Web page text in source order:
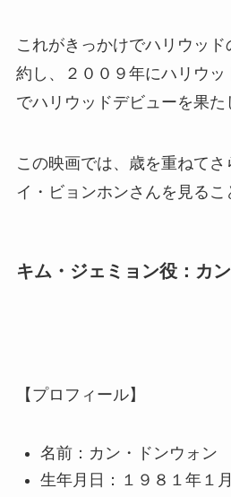
これがきっかけでハリウッ
約し、２００９年にハリウッ
でハリウッドデビューを果た
この映画では、歳を重ねて
イ・ビョンホンさんを見るこ
キム・ジェミョン役：カ
【プロフィール】
名前：カン・ドンウォン
生年月日：１９８１年１